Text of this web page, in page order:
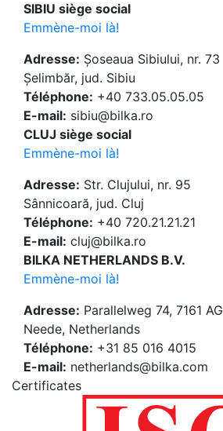
SIBIU siège social
Emmène-moi là!
Adresse: Șoseaua Sibiului, nr. 73
Șelimbăr, jud. Sibiu
Téléphone: +40 733.05.05.05
E-mail: sibiu@bilka.ro
CLUJ siège social
Emmène-moi là!
Adresse: Str. Clujului, nr. 95
Sânnicoară, jud. Cluj
Téléphone: +40 720.21.21.21
E-mail: cluj@bilka.ro
BILKA NETHERLANDS B.V.
Emmène-moi là!
Adresse: Parallelweg 74, 7161 AG
Neede, Netherlands
Téléphone: +31 85 016 4015
E-mail: netherlands@bilka.com
Certificates